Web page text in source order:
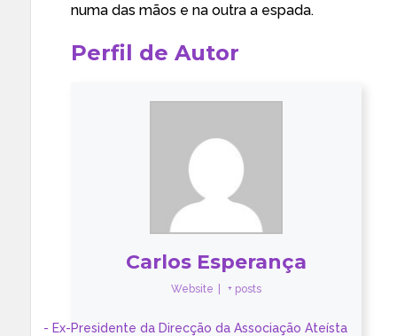
numa das mãos e na outra a espada.
Perfil de Autor
Carlos Esperança
Website + posts
- Ex-Presidente da Direcção da Associação Ateísta